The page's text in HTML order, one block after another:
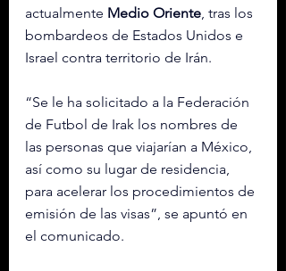
actualmente Medio Oriente, tras los
bombardeos de Estados Unidos e
Israel contra territorio de Irán.
“Se le ha solicitado a la Federación
de Futbol de Irak los nombres de
las personas que viajarían a México,
así como su lugar de residencia,
para acelerar los procedimientos de
emisión de las visas”, se apuntó en
el comunicado.